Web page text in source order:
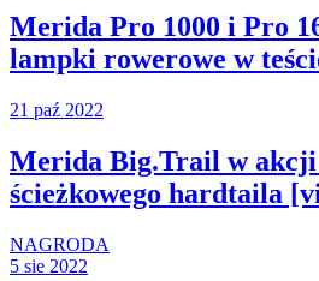
Merida Pro 1000 i Pro
lampki rowerowe w
21 paź 2022
Merida Big.Trail w akcji
ścieżkowego hardtaila
NAGRODA
5 sie 2022